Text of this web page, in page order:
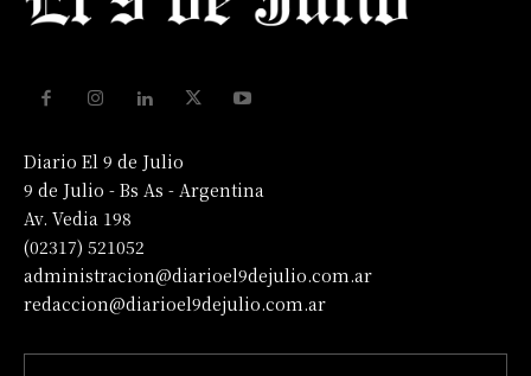
Diario El 9 de Julio
9 de Julio - Bs As - Argentina
Av. Vedia 198
(02317) 521052
administracion@diarioel9dejulio.com.ar
redaccion@diarioel9dejulio.com.ar